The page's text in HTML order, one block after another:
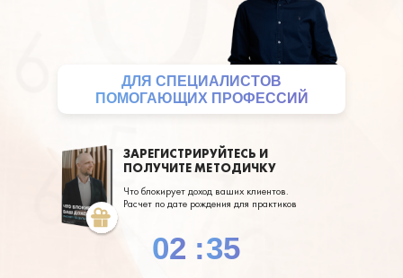
Что блокирует доход ваших клиентов.
Расчет по дате рождения для практиков
ЗАРЕГИСТРИРУЙТЕСЬ И
ПОЛУЧИТЕ МЕТОДИЧКУ
ДЛЯ СПЕЦИАЛИСТОВ
ПОМОГАЮЩИХ ПРОФЕССИЙ
:34
02